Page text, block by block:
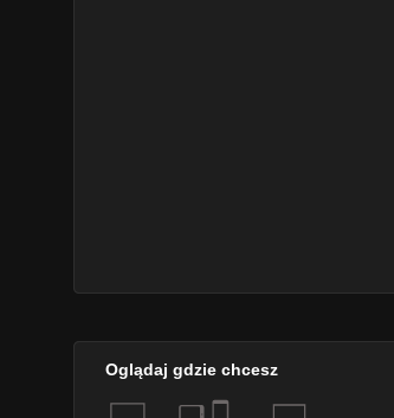
Oglądaj gdzie chcesz